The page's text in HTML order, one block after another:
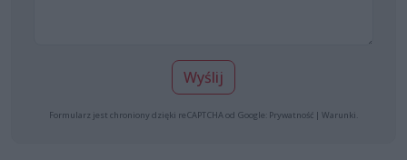
Wyślij
Formularz jest chroniony dzięki reCAPTCHA od Google: Prywatność | Warunki